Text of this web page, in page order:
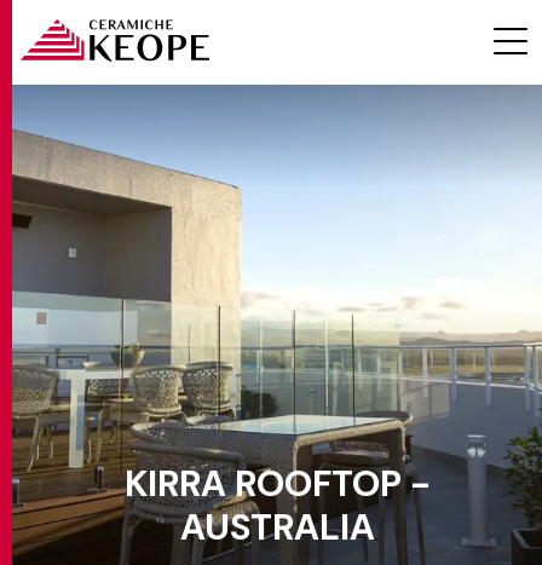
PROGETTI
MAGAZINE
EVENTI
KIRRA ROOFTOP -
AUSTRALIA